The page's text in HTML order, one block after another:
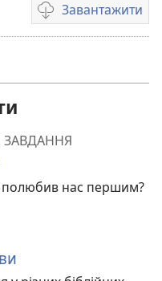
Завантажити
Параметри
завантаження
ЗАВДАННЯ
нас першим?